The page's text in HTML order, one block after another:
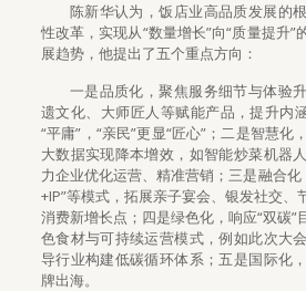
陈新华认为，饭店业高品质发展的
性改革，实现从“数量增长”向“质量提升
展趋势，他提出了五个重点方向：
一是品质化，聚焦服务细节与体验
遗文化、大师匠人等赋能产品，提升内
“平庸”，“亲民”更显“匠心”；二是智慧化
大数据实现降本增效，如智能炒菜机器
力企业优化运营、精准营销；三是融合化
+IP”等模式，拓展亲子宴会、银发社交、
消费新增长点；四是绿色化，响应“双碳”
色食材与可持续运营模式，例如此次大
导行业构建低碳循环体系；五是国际化
牌出海。